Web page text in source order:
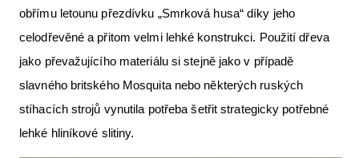
obřímu letounu přezdívku „Smrková husa“ díky jeho
celodřevěné a přitom velmi lehké konstrukci. Použití dřeva
jako převažujícího materiálu si stejně jako v případě
slavného britského Mosquita nebo některých ruských
stíhacích strojů vynutila potřeba šetřit strategicky potřebné
lehké hliníkové slitiny.